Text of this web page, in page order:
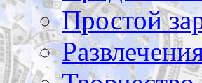
Простой